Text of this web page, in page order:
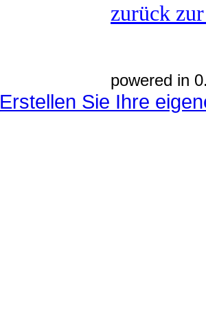
zurück
powered in
Erstellen Sie Ihre